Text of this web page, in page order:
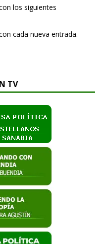
los siguientes
cada nueva entrada.
TV